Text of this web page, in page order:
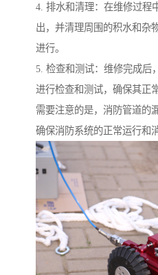
4. 排水和清理：在维修过程
出，并清理周围的积水和杂
进行。
5. 检查和测试：维修完成后
进行检查和测试，确保其正
需要注意的是，消防管道的
确保消防系统的正常运行和